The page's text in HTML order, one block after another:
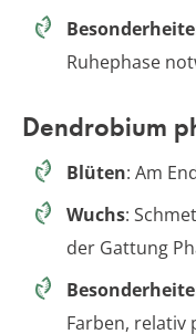
Ruhephase
Dendrobium
Blüten: Am
Wuchs:
der Gattung
Farben, relativ